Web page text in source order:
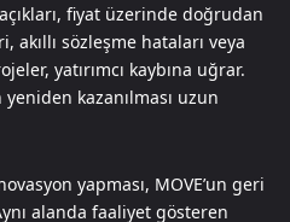
fiyat üzerinde doğrudan
akıllı sözleşme hataları veya
yatırımcı kaybına uğrar.
kazanılması uzun
yapması, MOVE’un geri
alanda faaliyet gösteren